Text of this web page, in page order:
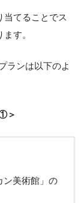
当てることでス
す。
ランは以下のよ
＞
ン美術館」の